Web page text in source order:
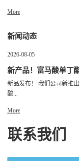
More
新闻动态
2026-08-05
新产品！富马酸单丁
新品发布！ 我们公司新推
酸...
More
联系我们